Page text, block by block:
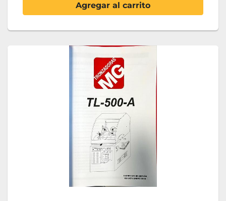
Agregar al carrito